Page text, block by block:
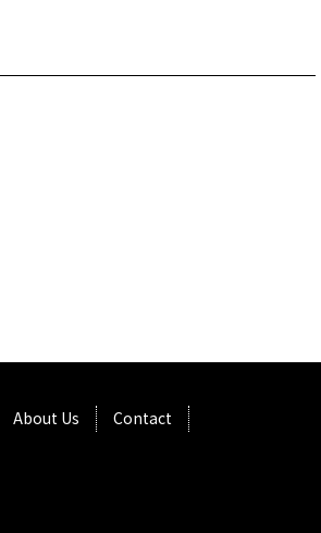
About Us Contact